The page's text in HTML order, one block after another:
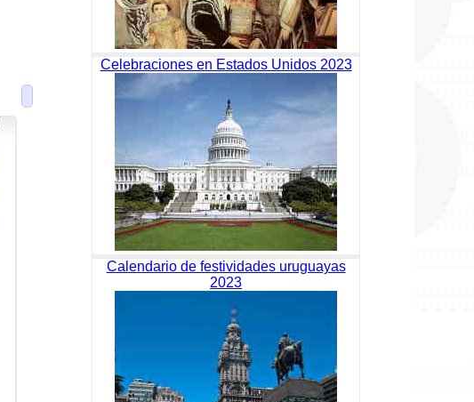
Celebraciones en Estados Unidos 2023
Calendario de festividades uruguayas
2023